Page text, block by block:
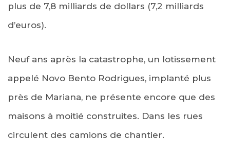
plus de 7,8 milliards de dollars (7,2 milliards
d’euros).
Neuf ans après la catastrophe, un lotissement
appelé Novo Bento Rodrigues, implanté plus
près de Mariana, ne présente encore que des
maisons à moitié construites. Dans les rues
circulent des camions de chantier.